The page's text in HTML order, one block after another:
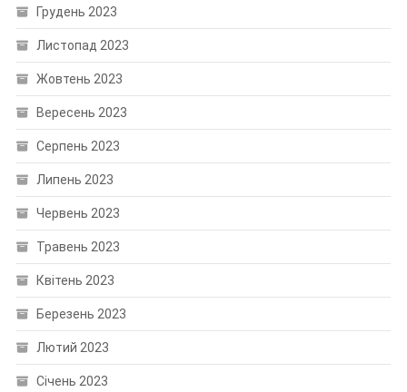
Грудень 2023
Листопад 2023
Жовтень 2023
Вересень 2023
Серпень 2023
Липень 2023
Червень 2023
Травень 2023
Квітень 2023
Березень 2023
Лютий 2023
Січень 2023